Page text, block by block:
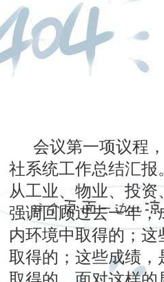
会议第一项议程，
社系统工作总结汇
从工业、物业、投
强调回顾过去一年
内环境中取得的；
取得的；这些成绩